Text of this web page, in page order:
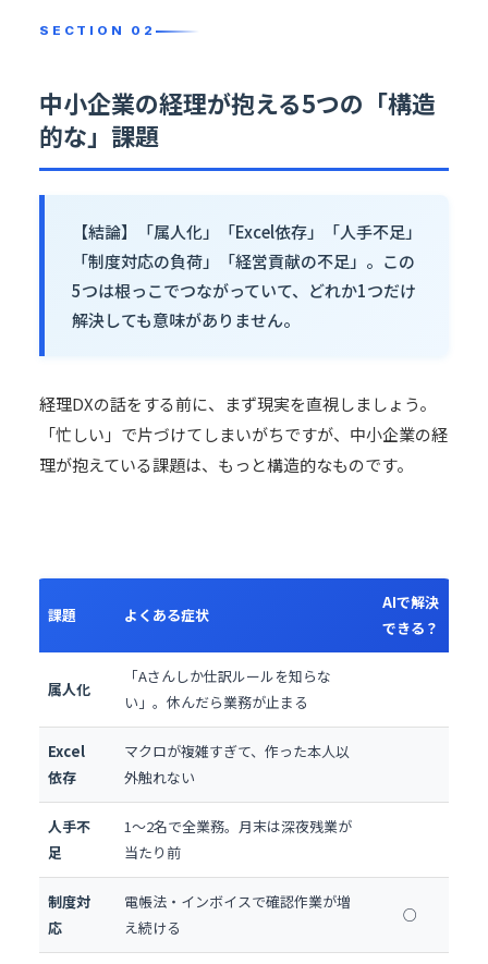
中小企業の経理が抱える5つの「構造
的な」課題
【結論】「属人化」「Excel依存」「人手不足」
「制度対応の負荷」「経営貢献の不足」。この
5つは根っこでつながっていて、どれか1つだけ
解決しても意味がありません。
経理DXの話をする前に、まず現実を直視しましょう。
「忙しい」で片づけてしまいがちですが、中小企業の経
理が抱えている課題は、もっと構造的なものです。
課題 よくある症状
AIで解決
できる？
属人化
「Aさんしか仕訳ルールを知らな
い」。休んだら業務が止まる
Excel
依存
マクロが複雑すぎて、作った本人以
外触れない
人手不
足
1〜2名で全業務。月末は深夜残業が
当たり前
制度対
応
電帳法・インボイスで確認作業が増
え続ける
○